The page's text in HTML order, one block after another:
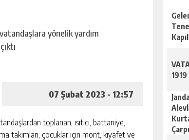
yönelik yardım
07 Şubat 2023 - 12:57
toplanan, ısıtıcı, battaniye,
takımları, çocuklar için mont, kıyafet ve